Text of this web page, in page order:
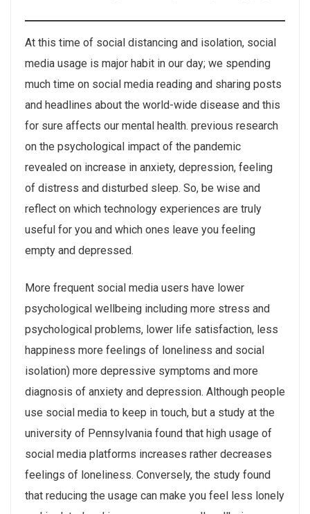
At this time of social distancing and isolation, social
media usage is major habit in our day; we spending
much time on social media reading and sharing posts
and headlines about the world-wide disease and this
for sure affects our mental health. previous research
on the psychological impact of the pandemic
revealed on increase in anxiety, depression, feeling
of distress and disturbed sleep. So, be wise and
reflect on which technology experiences are truly
useful for you and which ones leave you feeling
empty and depressed.
More frequent social media users have lower
psychological wellbeing including more stress and
psychological problems, lower life satisfaction, less
happiness more feelings of loneliness and social
isolation) more depressive symptoms and more
diagnosis of anxiety and depression. Although people
use social media to keep in touch, but a study at the
university of Pennsylvania found that high usage of
social media platforms increases rather decreases
feelings of loneliness. Conversely, the study found
that reducing the usage can make you feel less lonely